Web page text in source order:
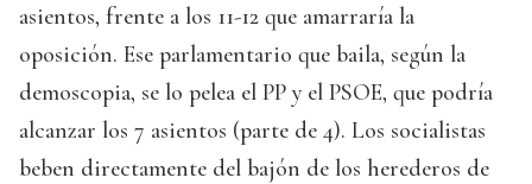
asientos, frente a los 11-12 que amarraría la
oposición. Ese parlamentario que baila, según la
demoscopia, se lo pelea el PP y el PSOE, que podría
alcanzar los 7 asientos (parte de 4). Los socialistas
beben directamente del bajón de los herederos de